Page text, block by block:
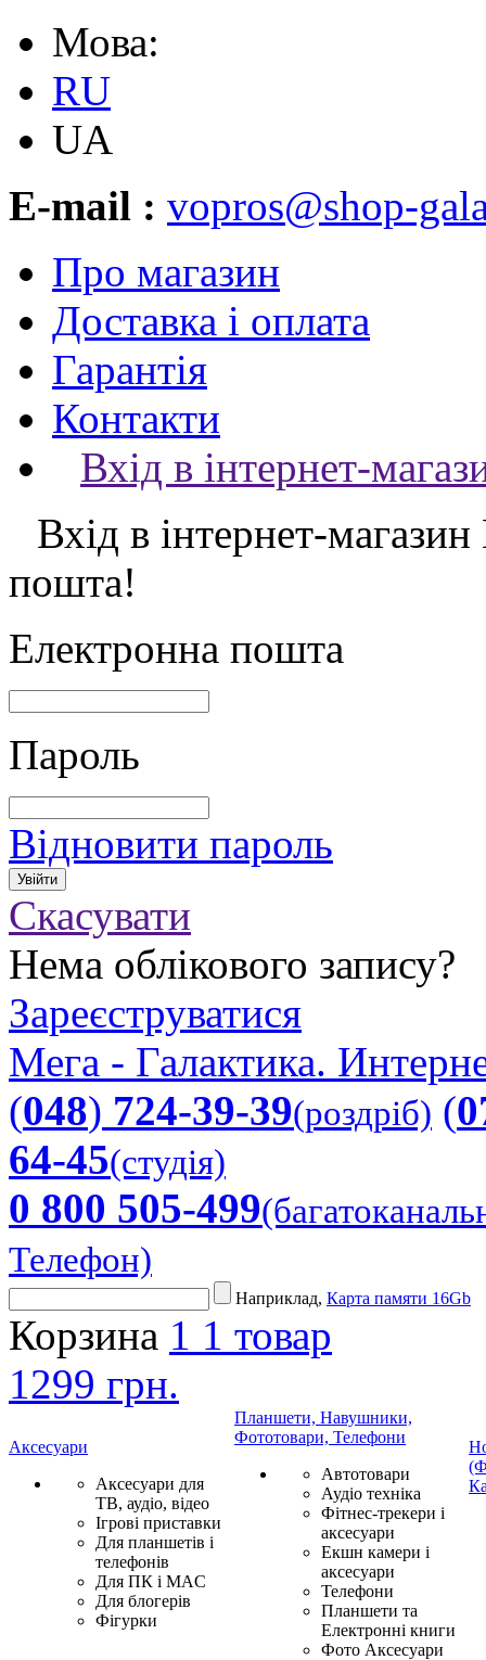
Мова:
RU
UA
E-mail : vopros@shop-
Про магазин
Доставка і оплата
Гарантія
Контакти
Вхід в інтернет-
Вхід в інтернет-магазин
пошта!
Електронна пошта
Пароль
Відновити пароль
Скасувати
Нема облікового запису?
Зареєструватися
Мега - Галактика.
(048) 724-39-39(роздріб) (
64-45(студія)
0 800 505-499
Телефон)
Наприклад, Карта памяти 16Gb
Корзина 1 1 товар
1299 грн.
Аксесуари
Аксесуари для
ТВ, аудіо, відео
Ігрові приставки
Для планшетів і
телефонів
Для ПК і MAC
Для блогерів
Фігурки
Планшети, Навушники,
Фототовари, Телефони
Автотовари
Аудіо техніка
Фітнес-трекери і
аксесуари
Екшн камери і
аксесуари
Телефони
Планшети та
Електронні книги
Фото Аксесуари